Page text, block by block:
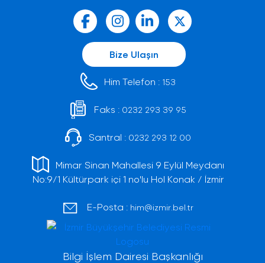
Bize Ulaşın
Him Telefon : 153
Faks : 0232 293 39 95
Santral : 0232 293 12 00
Mimar Sinan Mahallesi 9 Eylül Meydanı
No:9/1 Kültürpark içi 1 no'lu Hol Konak / İzmir
E-Posta : him@izmir.bel.tr
Bilgi İşlem Dairesi Başkanlığı